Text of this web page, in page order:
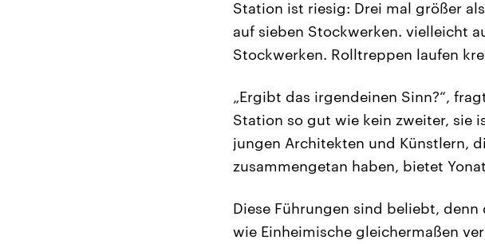
Station ist riesig: Drei mal größer
auf sieben Stockwerken. vielleicht
Stockwerken. Rolltreppen laufen
„Ergibt das irgendeinen Sinn?“,
Station so gut wie kein zweiter, sie
jungen Architekten und Künstlern,
zusammengetan haben, bietet
Diese Führungen sind beliebt,
wie Einheimische gleichermaßen